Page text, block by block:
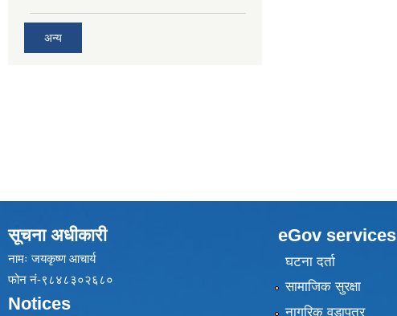
अन्य
सूचना अधीकारी
नामः जयकृष्ण आचार्य
फोन नं-९८४८३०२६८०
Notices
eGov services
घटना दर्ता
सामाजिक सुरक्षा
नागरिक वडापत्र